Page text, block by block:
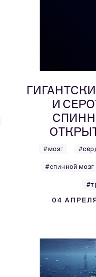
И
#мозг
#спинной мозг
04